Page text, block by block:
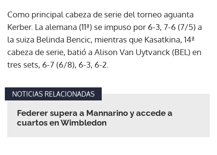
Como principal cabeza de serie del torneo aguanta
Kerber. La alemana (11ª) se impuso por 6-3, 7-6 (7/5) a
la suiza Belinda Bencic, mientras que Kasatkina, 14ª
cabeza de serie, batió a Alison Van Uytvanck (BEL) en
tres sets, 6-7 (6/8), 6-3, 6-2.
NOTICIAS RELACIONADAS
Federer supera a Mannarino y accede a
cuartos en Wimbledon